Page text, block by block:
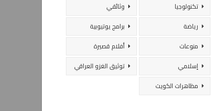
تكنولوجيا
وثائقي
رياضة
برامج يوتيوبية
منوعات
أفلام قصيرة
إسلامي
توثيق الغزو العراقي
مظاهرات الكويت